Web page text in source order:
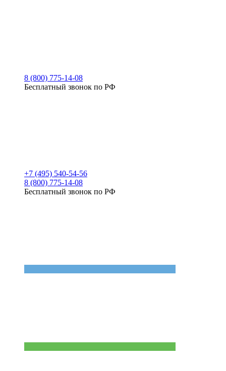
8 (800) 775-14-08
Бесплатный звонок по РФ
+7 (495) 540-54-56
8 (800) 775-14-08
Бесплатный звонок по РФ